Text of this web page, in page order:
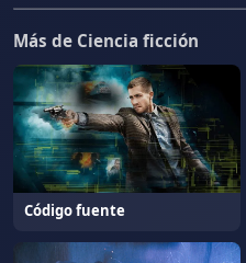
Más de Ciencia ficción
Código fuente